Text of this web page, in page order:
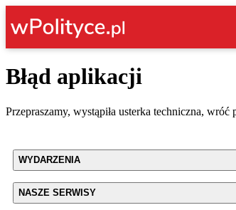
Błąd aplikacji
Przepraszamy, wystąpiła usterka techniczna, wróć
WYDARZENIA
NASZE SERWISY